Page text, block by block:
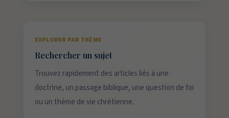
EXPLORER PAR THÈME
Rechercher un sujet
Trouvez rapidement des articles liés à une
doctrine, un passage biblique, une question de foi
ou un thème de vie chrétienne.